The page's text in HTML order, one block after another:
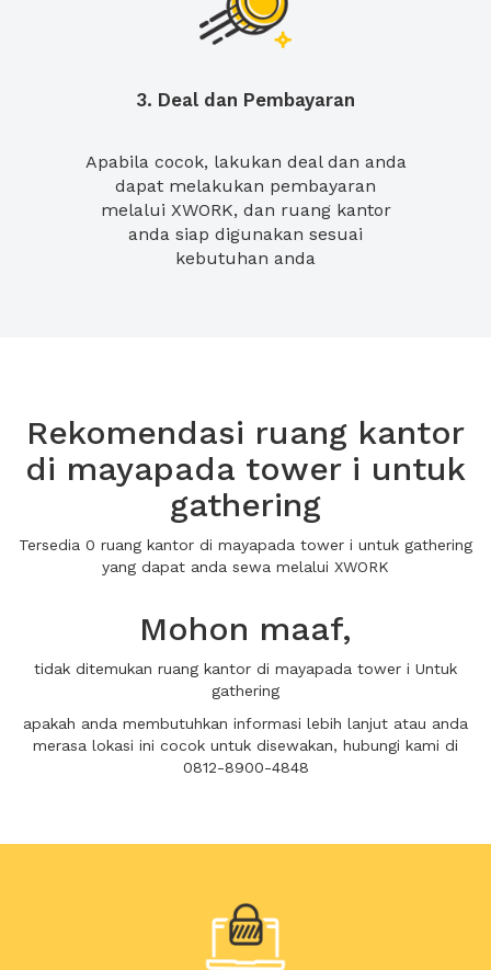
3. Deal dan Pembayaran
Apabila cocok, lakukan deal dan anda
dapat melakukan pembayaran
melalui XWORK, dan ruang kantor
anda siap digunakan sesuai
kebutuhan anda
Rekomendasi ruang kantor
di mayapada tower i untuk
gathering
Tersedia 0 ruang kantor di mayapada tower i untuk gathering
yang dapat anda sewa melalui XWORK
Mohon maaf,
tidak ditemukan ruang kantor di mayapada tower i Untuk
gathering
apakah anda membutuhkan informasi lebih lanjut atau anda
merasa lokasi ini cocok untuk disewakan, hubungi kami di
0812-8900-4848